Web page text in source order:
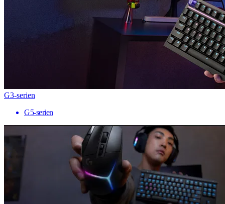
G3-serien
G5-serien